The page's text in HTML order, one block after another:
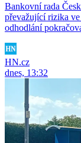
Bankovní rada
převažující rizika
odhodlání
HN.cz
dnes, 13:32